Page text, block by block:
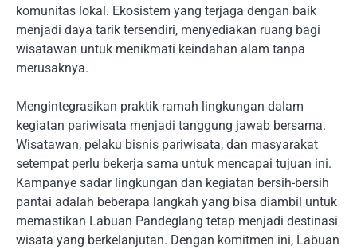
komunitas lokal. Ekosistem yang terjaga dengan baik
menjadi daya tarik tersendiri, menyediakan ruang bagi
wisatawan untuk menikmati keindahan alam tanpa
merusaknya.
Mengintegrasikan praktik ramah lingkungan dalam
kegiatan pariwisata menjadi tanggung jawab bersama.
Wisatawan, pelaku bisnis pariwisata, dan masyarakat
setempat perlu bekerja sama untuk mencapai tujuan ini.
Kampanye sadar lingkungan dan kegiatan bersih-bersih
pantai adalah beberapa langkah yang bisa diambil untuk
memastikan Labuan Pandeglang tetap menjadi destinasi
wisata yang berkelanjutan. Dengan komitmen ini, Labuan